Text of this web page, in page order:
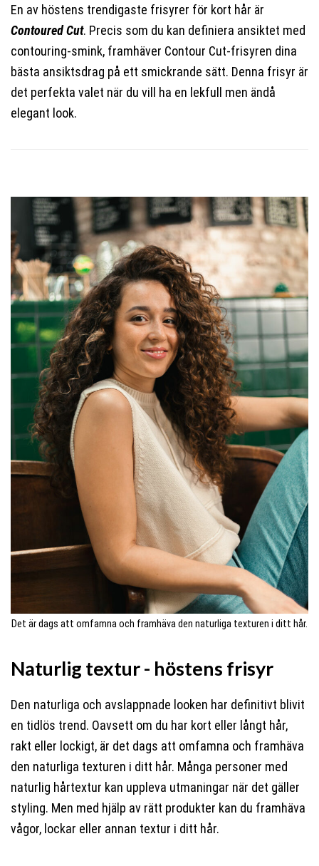
En av höstens trendigaste frisyrer för kort hår är
Contoured Cut. Precis som du kan definiera ansiktet med
contouring-smink, framhäver Contour Cut-frisyren dina
bästa ansiktsdrag på ett smickrande sätt. Denna frisyr är
det perfekta valet när du vill ha en lekfull men ändå
elegant look.
Det är dags att omfamna och framhäva den naturliga texturen i ditt hår.
Naturlig textur - höstens frisyr
Den naturliga och avslappnade looken har definitivt blivit
en tidlös trend. Oavsett om du har kort eller långt hår,
rakt eller lockigt, är det dags att omfamna och framhäva
den naturliga texturen i ditt hår. Många personer med
naturlig hårtextur kan uppleva utmaningar när det gäller
styling. Men med hjälp av rätt produkter kan du framhäva
vågor, lockar eller annan textur i ditt hår.